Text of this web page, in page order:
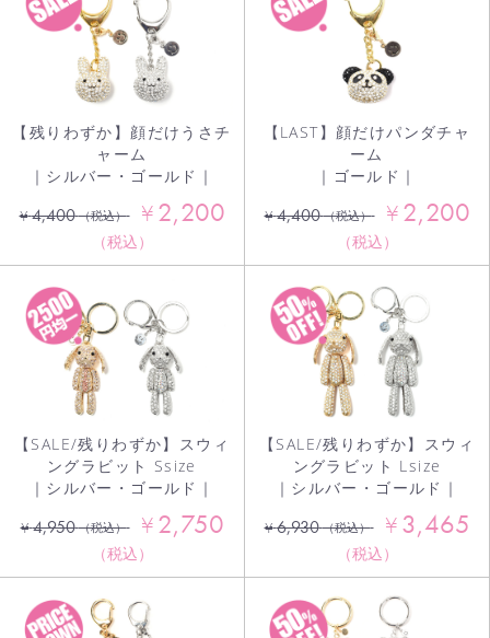
【残りわずか】顔だけうさチ
ャーム
｜シルバー・ゴールド｜
¥4,400 （税込） ¥2,200
（税込）
【LAST】顔だけパンダチャ
ーム
｜ゴールド｜
¥4,400 （税込） ¥2,200
（税込）
【SALE/残りわずか】スウィ
ングラビット Ssize
｜シルバー・ゴールド｜
¥4,950 （税込） ¥2,750
（税込）
【SALE/残りわずか】スウィ
ングラビット Lsize
｜シルバー・ゴールド｜
¥6,930 （税込） ¥3,465
（税込）